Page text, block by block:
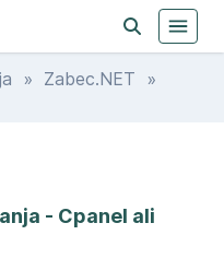
» Zabec.NET »
- Cpanel ali